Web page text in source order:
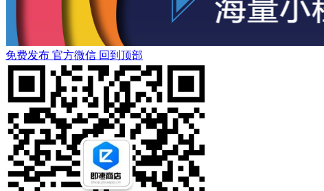
免费发布 官方微信 回到顶部